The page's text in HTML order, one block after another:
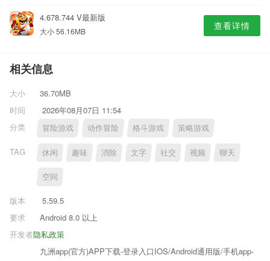
4.678.744 V最新版
大小 56.16MB 查看详情
相关信息
大小
36.70MB
时间
2026年08月07日 11:54
分类
冒险游戏 动作冒险 格斗游戏 策略游戏
TAG 休闲 趣味 消除 文字 社交 视频 聊天
空间
版本
5.59.5
要求
Android 8.0 以上
隐私政策
开发者
九洲app(官方)APP下载-登录入口IOS/Android通用版/手机app-